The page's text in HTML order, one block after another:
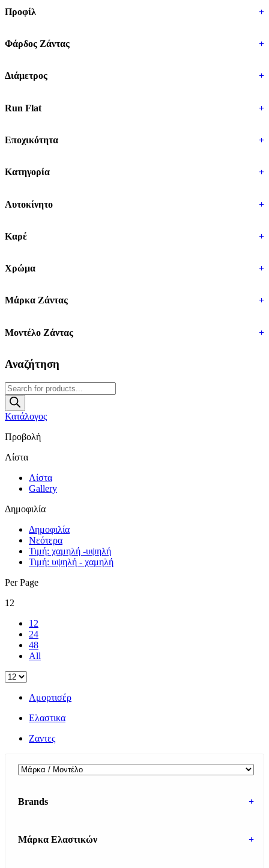
Προφίλ +
Φάρδος Ζάντας +
Διάμετρος +
Run Flat +
Εποχικότητα +
Κατηγορία +
Αυτοκίνητο +
Καρέ +
Χρώμα +
Μάρκα Ζάντας +
Μοντέλο Ζάντας +
Αναζήτηση
Products
search
Κατάλογος
Προβολή
Λίστα
Λίστα
Gallery
Δημοφιλία
Δημοφιλία
Νεότερα
Τιμή: χαμηλή -υψηλή
Τιμή: υψηλή - χαμηλή
Per Page
12
12
24
48
All
Αμορτισέρ
Ελαστικα
Ζαντες
Brands +
Μάρκα Ελαστικών +